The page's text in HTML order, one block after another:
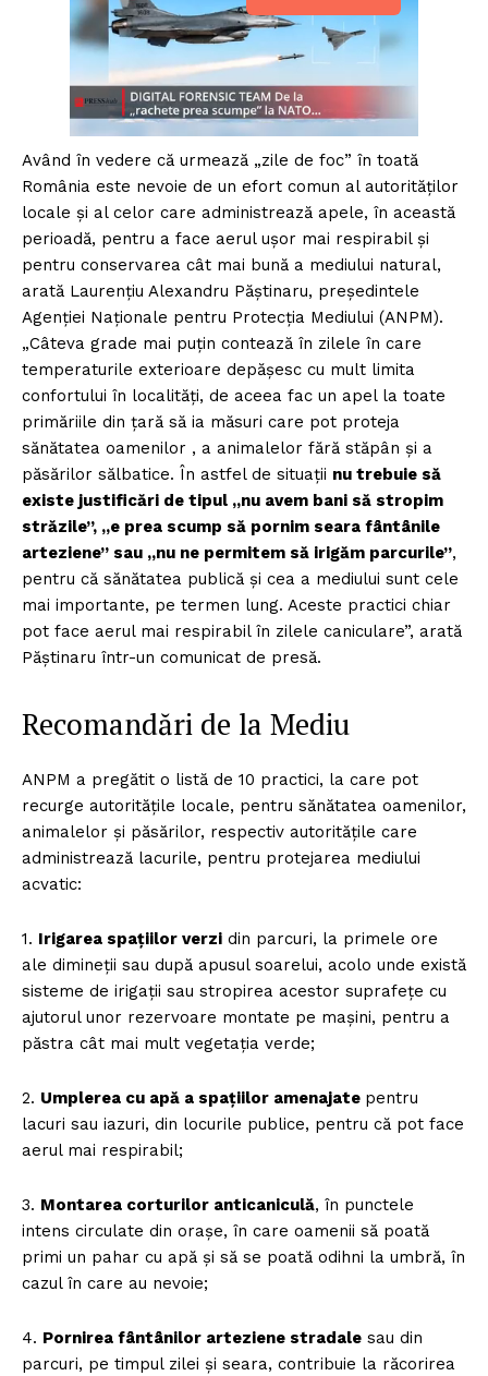
Având în vedere că urmează „zile de foc” în toată
România este nevoie de un efort comun al autorităților
locale și al celor care administrează apele, în această
perioadă, pentru a face aerul ușor mai respirabil și
pentru conservarea cât mai bună a mediului natural,
arată Laurențiu Alexandru Păștinaru, președintele
Agenției Naționale pentru Protecția Mediului (ANPM).
„Câteva grade mai puțin contează în zilele în care
temperaturile exterioare depășesc cu mult limita
confortului în localități, de aceea fac un apel la toate
primăriile din țară să ia măsuri care pot proteja
sănătatea oamenilor , a animalelor fără stăpân și a
păsărilor sălbatice. În astfel de situații nu trebuie să
existe justificări de tipul „nu avem bani să stropim
străzile”, „e prea scump să pornim seara fântânile
arteziene” sau „nu ne permitem să irigăm parcurile”,
pentru că sănătatea publică și cea a mediului sunt cele
mai importante, pe termen lung. Aceste practici chiar
pot face aerul mai respirabil în zilele caniculare”, arată
Păștinaru într-un comunicat de presă.
Recomandări de la Mediu
ANPM a pregătit o listă de 10 practici, la care pot
recurge autoritățile locale, pentru sănătatea oamenilor,
animalelor și păsărilor, respectiv autoritățile care
administrează lacurile, pentru protejarea mediului
acvatic:
1. Irigarea spațiilor verzi din parcuri, la primele ore
ale dimineții sau după apusul soarelui, acolo unde există
sisteme de irigații sau stropirea acestor suprafețe cu
ajutorul unor rezervoare montate pe mașini, pentru a
păstra cât mai mult vegetația verde;
2. Umplerea cu apă a spațiilor amenajate pentru
lacuri sau iazuri, din locurile publice, pentru că pot face
aerul mai respirabil;
3. Montarea corturilor anticaniculă, în punctele
intens circulate din orașe, în care oamenii să poată
primi un pahar cu apă și să se poată odihni la umbră, în
cazul în care au nevoie;
4. Pornirea fântânilor arteziene stradale sau din
parcuri, pe timpul zilei și seara, contribuie la răcorirea